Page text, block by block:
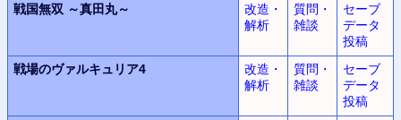
戦国無双 ～真田丸～
改造・
解析
質問・
雑談
セーブ
データ
投稿
戦場のヴァルキュリア4
改造・
解析
質問・
雑談
セーブ
データ
投稿